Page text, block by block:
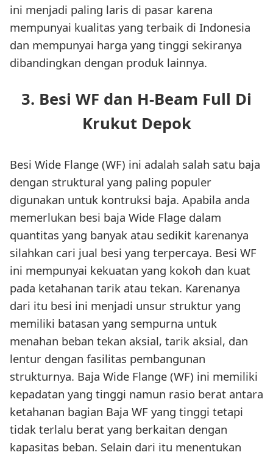
ini menjadi paling laris di pasar karena
mempunyai kualitas yang terbaik di Indonesia
dan mempunyai harga yang tinggi sekiranya
dibandingkan dengan produk lainnya.
3. Besi WF dan H-Beam Full Di
Krukut Depok
Besi Wide Flange (WF) ini adalah salah satu baja
dengan struktural yang paling populer
digunakan untuk kontruksi baja. Apabila anda
memerlukan besi baja Wide Flage dalam
quantitas yang banyak atau sedikit karenanya
silahkan cari jual besi yang terpercaya. Besi WF
ini mempunyai kekuatan yang kokoh dan kuat
pada ketahanan tarik atau tekan. Karenanya
dari itu besi ini menjadi unsur struktur yang
memiliki batasan yang sempurna untuk
menahan beban tekan aksial, tarik aksial, dan
lentur dengan fasilitas pembangunan
strukturnya. Baja Wide Flange (WF) ini memiliki
kepadatan yang tinggi namun rasio berat antara
ketahanan bagian Baja WF yang tinggi tetapi
tidak terlalu berat yang berkaitan dengan
kapasitas beban. Selain dari itu menentukan